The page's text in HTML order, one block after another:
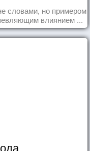
словами, но примером
влиянием ...